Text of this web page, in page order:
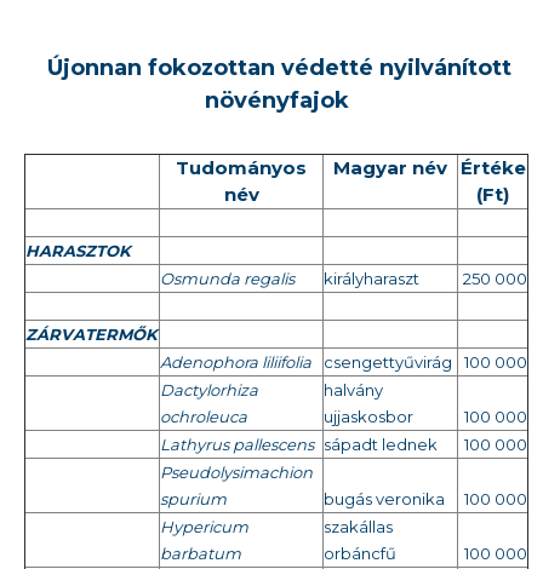
Újonnan fokozottan védetté nyilvánított
növényfajok
Tudományos
név
Magyar név
Értéke
(Ft)
HARASZTOK
Osmunda regalis
királyharaszt 250 000
ZÁRVATERMŐK
Adenophora liliifolia
csengettyűvirág
100 000
Dactylorhiza
ochroleuca
halvány
ujjaskosbor
100 000
Lathyrus pallescens sápadt lednek
100 000
Pseudolysimachion
spurium
bugás veronika
100 000
Hypericum
barbatum
szakállas
orbáncfű
100 000